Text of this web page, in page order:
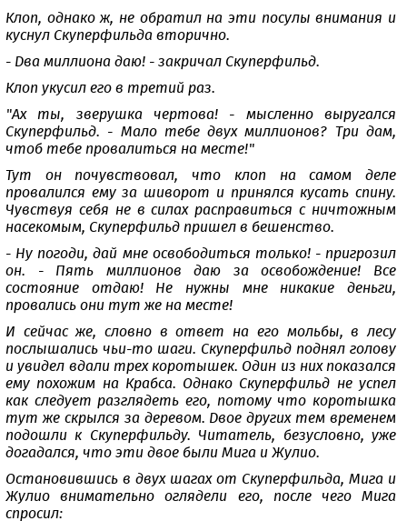
Клоп, однако ж, не обратил на эти посулы внимания и
куснул Скуперфильда вторично.
- Два миллиона даю! - закричал Скуперфильд.
Клоп укусил его в третий раз.
"Ах ты, зверушка чертова! - мысленно выругался
Скуперфильд. - Мало тебе двух миллионов? Три дам,
чтоб тебе провалиться на месте!"
Тут он почувствовал, что клоп на самом деле
провалился ему за шиворот и принялся кусать спину.
Чувствуя себя не в силах расправиться с ничтожным
насекомым, Скуперфильд пришел в бешенство.
- Ну погоди, дай мне освободиться только! - пригрозил
он. - Пять миллионов даю за освобождение! Все
состояние отдаю! Не нужны мне никакие деньги,
провались они тут же на месте!
И сейчас же, словно в ответ на его мольбы, в лесу
послышались чьи-то шаги. Скуперфильд поднял голову
и увидел вдали трех коротышек. Один из них показался
ему похожим на Крабса. Однако Скуперфильд не успел
как следует разглядеть его, потому что коротышка
тут же скрылся за деревом. Двое других тем временем
подошли к Скуперфильду. Читатель, безусловно, уже
догадался, что эти двое были Мига и Жулио.
Остановившись в двух шагах от Скуперфильда, Мига и
Жулио внимательно оглядели его, после чего Мига
спросил: